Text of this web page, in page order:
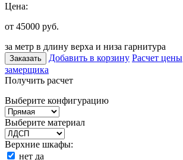
Цена:
от 45000 руб.
за метр в длину верха и низа гарнитура
Заказать Добавить в корзину Расчет цены
замерщика
Получить расчет
Выберите конфигурацию
Выберите материал
Верхние шкафы:
нет да